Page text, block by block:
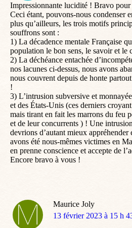
Impressionnante lucidité ! Bravo pour
Ceci étant, pouvons-nous condenser
plus qu’ailleurs, les trois motifs
souffrons sont :
1) La décadence mentale Française
population le bon sens, le savoir et le
2) La déchéance entachée
nos lacunes ci-dessus, nous avons
nous couvrent depuis de honte
!
3) L’intrusion subversive et
et des États-Unis (ces derniers
mais tirant en fait les marrons du feu
et de leur concurrents ) ! Une
devrions d’autant mieux appréhender
avons été nous-mêmes victimes en
en prenne conscience et accepte de
Encore bravo à vous !
Maurice Joly
dit
13 février 2023 à 15 h